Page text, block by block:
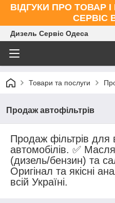
ВІДГУКИ ПРО ТОВАР
СЕРВІС
Дизель Сервіс Одеса
Товари та послуги
Продаж автофільтрів
Продаж фільтрів для
автомобілів. ✅
(дизель/бензин) та
Оригінал та якісні
всій Україні.